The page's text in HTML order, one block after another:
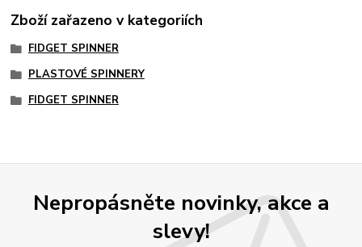
Zboží zařazeno v kategoriích
FIDGET SPINNER
PLASTOVÉ SPINNERY
FIDGET SPINNER
Nepropásněte novinky, akce a
slevy!